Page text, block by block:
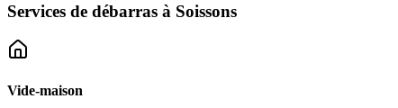
Services de débarras à Soissons
Vide-maison